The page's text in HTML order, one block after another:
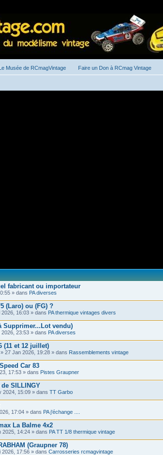
Musée de RCmagVintage Faire un Don à RCmag Vintage
fabricant ou importateur
» dans PA diverses
(Laro) ou (FG) ?
2026, 16:03 » dans PA thermique vintages divers
Supprimer...Lot vendu)
2026, 23:53 » dans PA diverses
(11 et 12 juillet)
» 27 Jan 2026, 19:28 » dans Rassemblements vintage
Car 83
17:53 » dans Pistes Graupner
SILLINGY
2024, 15:09 » dans TT Garbo
17:04 » dans PA j'échange ....
La Balme 4x2
2025, 14:24 » dans PA TT 1/8 thermique vintage
(Graupner 78)
2026, 17:56 » dans Carrosseries rcmagvintage